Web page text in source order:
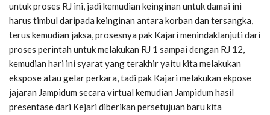
untuk proses RJ ini, jadi kemudian keinginan untuk damai ini
harus timbul daripada keinginan antara korban dan tersangka,
terus kemudian jaksa, prosesnya pak Kajari menindaklanjuti dari
proses perintah untuk melakukan RJ 1 sampai dengan RJ 12,
kemudian hari ini syarat yang terakhir yaitu kita melakukan
ekspose atau gelar perkara, tadi pak Kajari melakukan ekpose
jajaran Jampidum secara virtual kemudian Jampidum hasil
presentase dari Kejari diberikan persetujuan baru kita